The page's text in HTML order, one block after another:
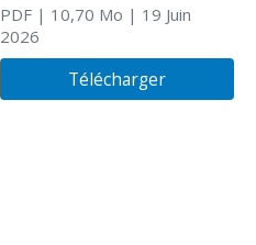
PDF| 10,70 Mo | 19 Juin
2026
Télécharger